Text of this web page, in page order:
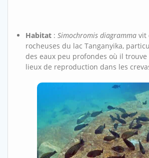
Habitat : Simochromis diagramma vit
rocheuses du lac Tanganyika,
des eaux peu profondes où il
lieux de reproduction dans les